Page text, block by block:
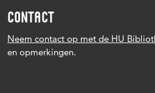
CONTACT
Neem contact op met de HU
en opmerkingen.